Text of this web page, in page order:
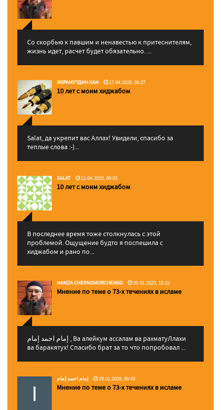
Со скорбью к павшим и ненавестью к притеснителям,
жизнь идет, расчет будет обязательно. ...
ИКРАМУТДИН ХАН 17.04.2025, 00:27
10 лет с моим хиджабом
Salat, да укрепит вас Аллаx! Увидели, спасибо за
теплые слова :-)...
SALAT 11.04.2025, 09:02
10 лет с моим хиджабом
В последнее время тоже столкнулась с этой
проблемой. Ощущение будто я поспешила с
хиджабом и рано по...
HAMZA CHERNOMORCHENKO 30.01.2025, 15:22
Мнение по теме о 73-х течениях в исламе
إمام احمد إمام , Ва алейкум ассалам ва рахматуЛлахи
ва баракятух! Спасибо брат за то что попробовал ...
إمام احمد إمام 29.01.2025, 00:43
Мнение по теме о 73-х течениях в исламе